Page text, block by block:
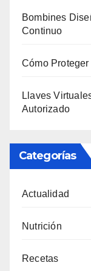
Bombines
Continuo
Cómo
Llaves
Autorizado
Categorías
Actualidad
Nutrición
Recetas